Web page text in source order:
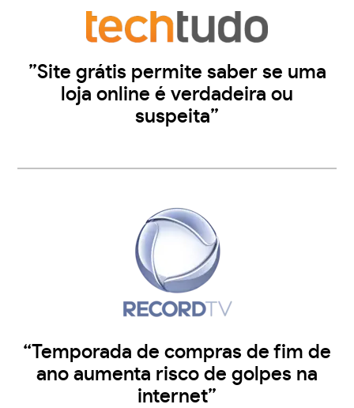
”Site grátis permite saber se uma
loja online é verdadeira ou
suspeita”
“Temporada de compras de fim de
ano aumenta risco de golpes na
internet”